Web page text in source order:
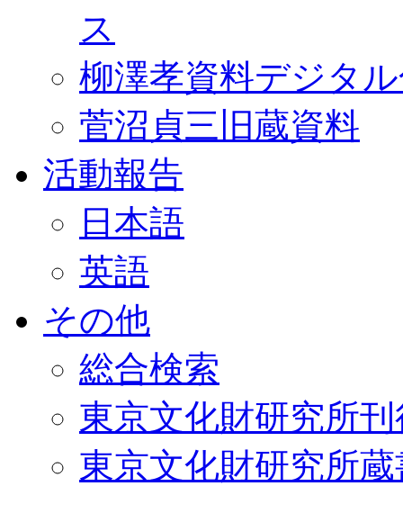
ス
柳澤孝資料デジタ
菅沼貞三旧蔵資料
活動報告
日本語
英語
その他
総合検索
東京文化財研究所
東京文化財研究所